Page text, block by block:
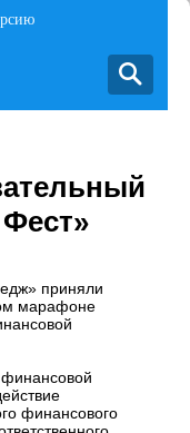
приняли
марафоне
финансового